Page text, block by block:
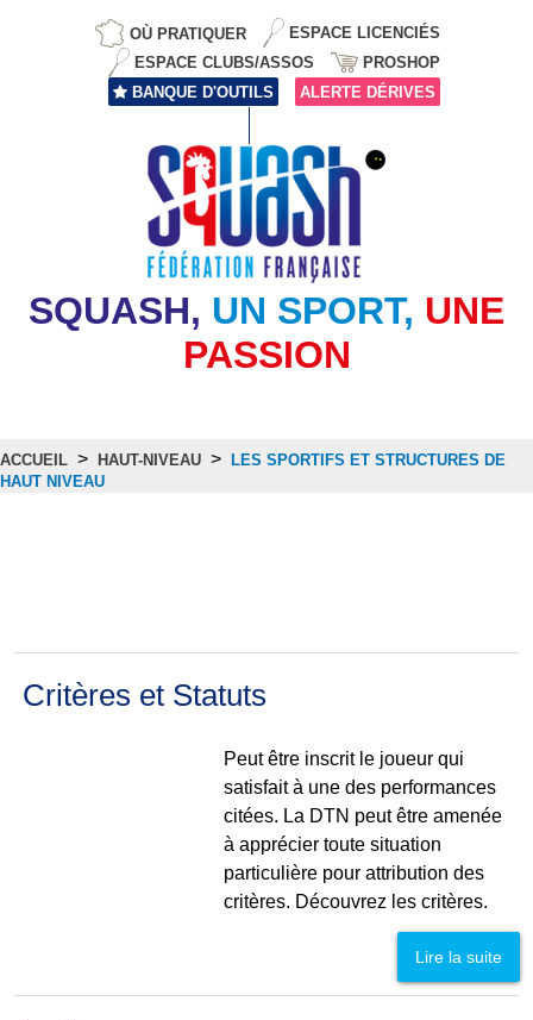
OÙ PRATIQUER
ESPACE LICENCIÉS
ESPACE CLUBS/ASSOS
PROSHOP
BANQUE D'OUTILS
ALERTE DÉRIVES
SQUASH, UN SPORT, UNE
PASSION
ACCUEIL > HAUT-NIVEAU > LES SPORTIFS ET STRUCTURES DE
HAUT NIVEAU
Critères et Statuts
Peut être inscrit le joueur qui
satisfait à une des performances
citées. La DTN peut être amenée
à apprécier toute situation
particulière pour attribution des
critères. Découvrez les critères.
Lire la suite